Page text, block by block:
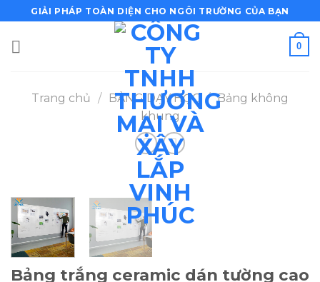
qua
nội
GIẢI PHÁP TOÀN DIỆN CHO NGÔI TRƯỜNG CỦA BẠN
0
Trang chủ / BẢNG DẠY HỌC / Bảng không
khung
Bảng trắng ceramic dán tường cao